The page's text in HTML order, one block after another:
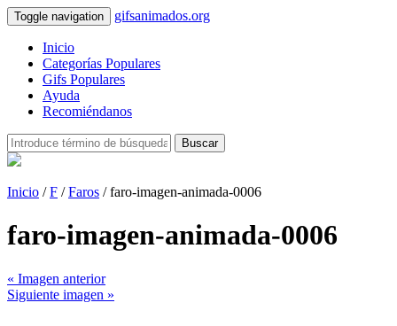
Toggle navigation gifsanimados.org
Inicio
Categorías Populares
Gifs Populares
Ayuda
Recomiéndanos
Buscar
Inicio /F /Faros / faro-imagen-animada-0006
faro-imagen-animada-0006
« Imagen anterior
Siguiente imagen »